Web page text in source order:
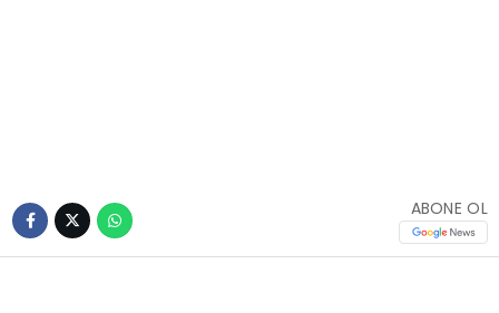
ABONE OL